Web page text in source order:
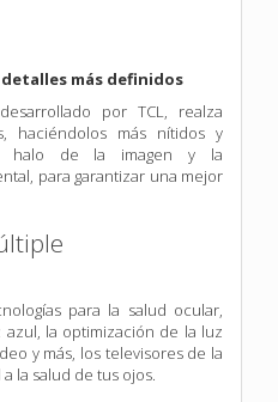
más definidos
por TCL, realza
haciéndolos más nítidos y
halo de la imagen y la
para garantizar una mejor
para la salud ocular,
la optimización de la luz
y más, los televisores de la
la salud de tus ojos.